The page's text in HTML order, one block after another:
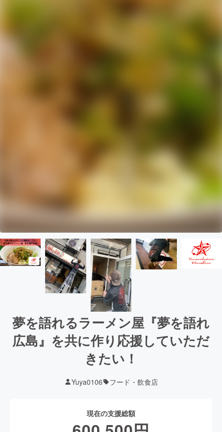
夢を語れるラーメン屋『夢を語れ
広島』を共に作り応援していただ
きたい！
Yuya0106 フード・飲食店
現在の支援総額